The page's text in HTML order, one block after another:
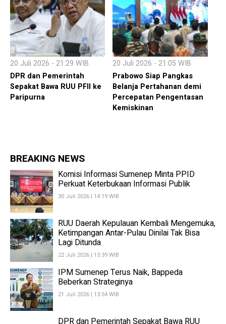
20 Juli 2026 - 21:29 WIB
DPR dan Pemerintah
Sepakat Bawa RUU PFII ke
Paripurna
20 Juli 2026 - 21:05 WIB
Prabowo Siap Pangkas
Belanja Pertahanan demi
Percepatan Pengentasan
Kemiskinan
BREAKING NEWS
Komisi Informasi Sumenep Minta PPID
Perkuat Keterbukaan Informasi Publik
30 Juli 2026 | 14:19 WIB
RUU Daerah Kepulauan Kembali Mengemuka,
Ketimpangan Antar-Pulau Dinilai Tak Bisa
Lagi Ditunda
22 Juli 2026 | 13:39 WIB
IPM Sumenep Terus Naik, Bappeda
Beberkan Strateginya
21 Juli 2026 | 13:54 WIB
DPR dan Pemerintah Sepakat Bawa RUU